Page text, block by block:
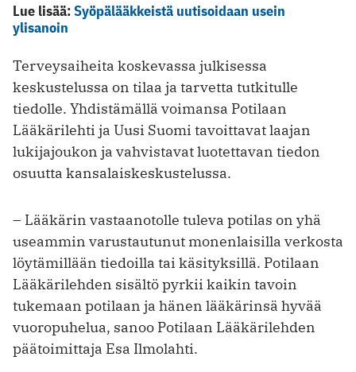
Lue lisää:Syöpälääkkeistä uutisoidaan usein
ylisanoin
Terveysaiheita koskevassa julkisessa
keskustelussa on tilaa ja tarvetta tutkitulle
tiedolle. Yhdistämällä voimansa Potilaan
Lääkärilehti ja Uusi Suomi tavoittavat laajan
lukijajoukon ja vahvistavat luotettavan tiedon
osuutta kansalaiskeskustelussa.
– Lääkärin vastaanotolle tuleva potilas on yhä
useammin varustautunut monenlaisilla verkosta
löytämillään tiedoilla tai käsityksillä. Potilaan
Lääkärilehden sisältö pyrkii kaikin tavoin
tukemaan potilaan ja hänen lääkärinsä hyvää
vuoropuhelua, sanoo Potilaan Lääkärilehden
päätoimittaja Esa Ilmolahti.